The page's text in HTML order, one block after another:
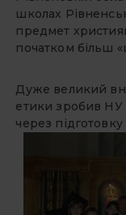
школах
предмет
початком більш
Дуже великий
етики зробив НУ
через